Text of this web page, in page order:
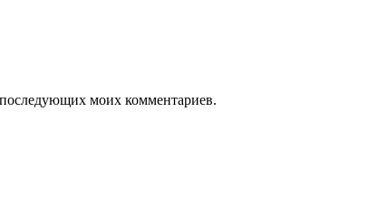
последующих моих комментариев.